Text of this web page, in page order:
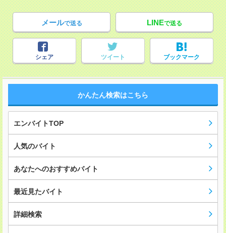
メールで送る LINEで送る
シェア ツイート ブックマーク
かんたん検索はこちら
エンバイトTOP
人気のバイト
あなたへのおすすめバイト
最近見たバイト
詳細検索